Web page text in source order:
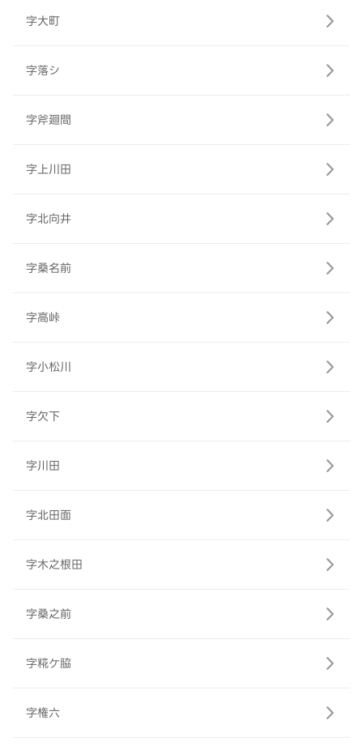
字大町
字落シ
字斧廻間
字上川田
字北向井
字桑名前
字高峠
字小松川
字欠下
字川田
字北田面
字木之根田
字桑之前
字糀ケ脇
字権六